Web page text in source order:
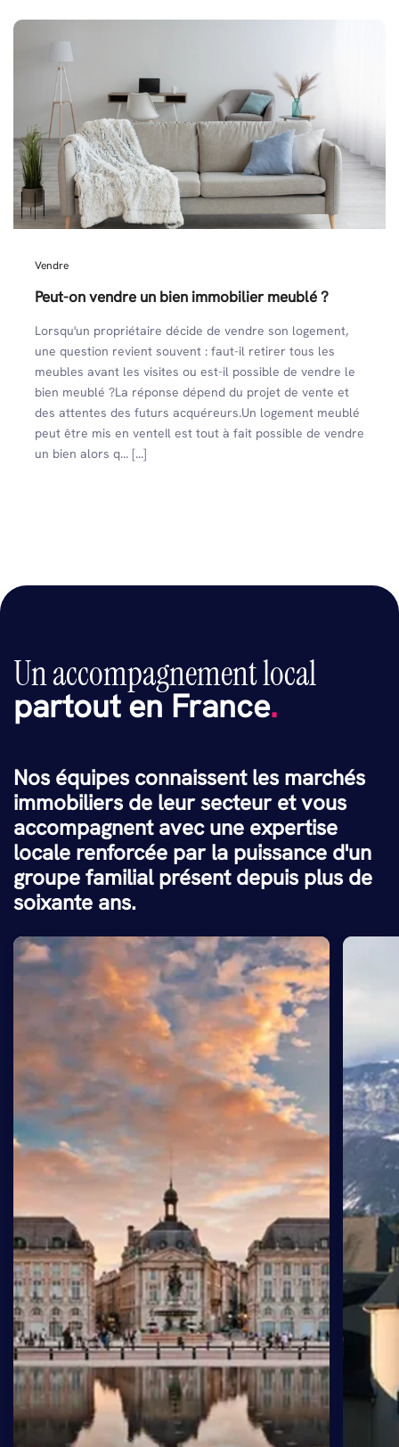
Vendre
Peut-on vendre un bien immobilier meublé ?
Lorsqu'un propriétaire décide de vendre son logement,
une question revient souvent : faut-il retirer tous les
meubles avant les visites ou est-il possible de vendre le
bien meublé ?La réponse dépend du projet de vente et
des attentes des futurs acquéreurs.Un logement meublé
peut être mis en venteIl est tout à fait possible de vendre
un bien alors q... [...]
Un accompagnement local
partout en France.
Nos équipes connaissent les marchés
immobiliers de leur secteur et vous
accompagnent avec une expertise
locale renforcée par la puissance d'un
groupe familial présent depuis plus de
soixante ans.